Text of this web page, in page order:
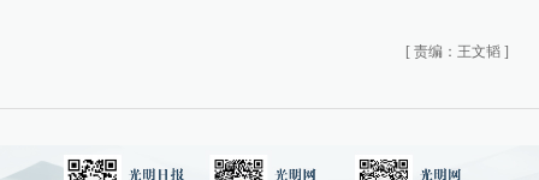
[ 责编：王文韬 ]